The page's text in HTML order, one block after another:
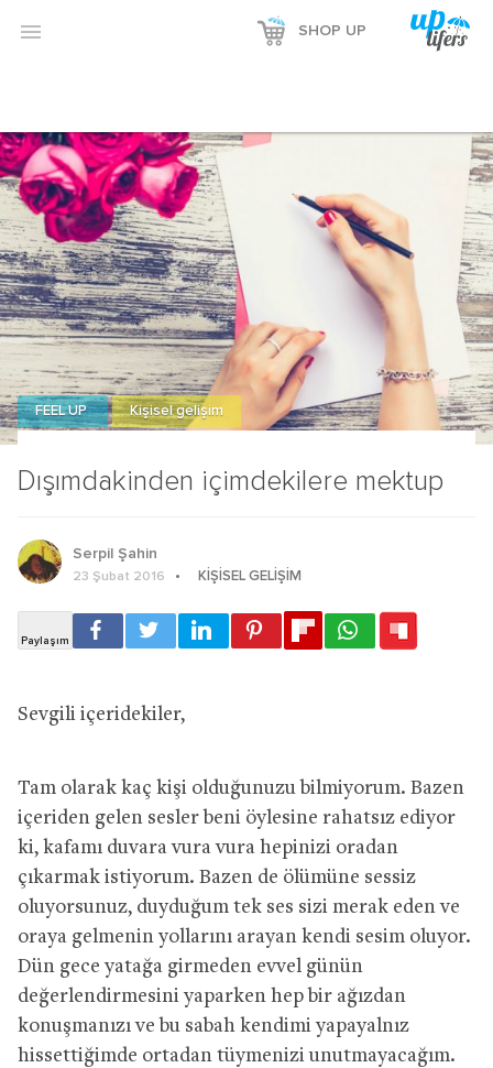
 SHOP UP
Dışımdakinden içimdekilere mektup
FEEL UP Kişisel gelişim
Serpil Şahin
23 Şubat 2016 KIŞISEL GELIŞIM
Sevgili içeridekiler,
Tam olarak kaç kişi olduğunuzu bilmiyorum. Bazen
içeriden gelen sesler beni öylesine rahatsız ediyor
ki, kafamı duvara vura vura hepinizi oradan
çıkarmak istiyorum. Bazen de ölümüne sessiz
oluyorsunuz, duyduğum tek ses sizi merak eden ve
oraya gelmenin yollarını arayan kendi sesim oluyor.
Dün gece yatağa girmeden evvel günün
değerlendirmesini yaparken hep bir ağızdan
konuşmanızı ve bu sabah kendimi yapayalnız
hissettiğimde ortadan tüymenizi unutmayacağım.